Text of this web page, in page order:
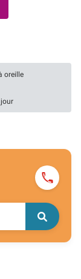
oreille